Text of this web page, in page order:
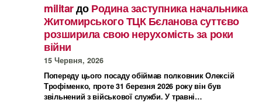
militarдоРодина заступника начальника
Житомирського ТЦК Бєланова суттєво
розширила свою нерухомість за роки
війни
15 Червня, 2026
Попереду цього посаду обіймав полковник Олексій
Трофіменко, проте 31 березня 2026 року він був
звільнений з військової служби. У травні…